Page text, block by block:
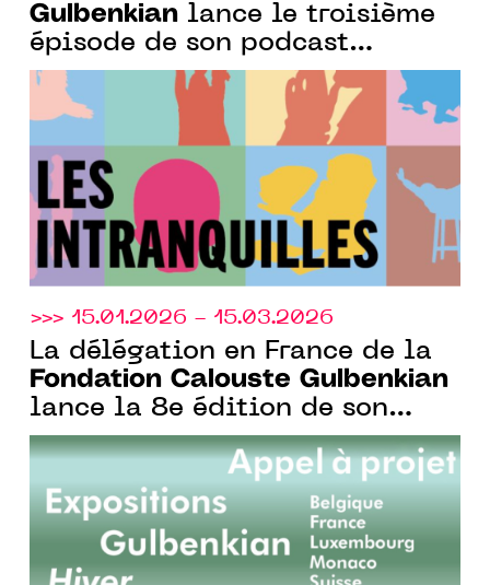
Gulbenkian lance le troisième
épisode de son podcast
consacré aux artistes
portugais et à leurs secrets de
création
>>> 15.01.2026 - 15.03.2026
La délégation en France de la
Fondation Calouste Gulbenkian
lance la 8e édition de son
appel à projets bi-annuel et
ouvert aux institutions
culturelles de l’Europe
francophone